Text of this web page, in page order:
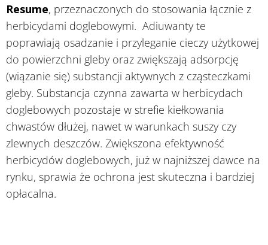
Resume, przeznaczonych do stosowania łącznie z
herbicydami doglebowymi. Adiuwanty te
poprawiają osadzanie i przyleganie cieczy użytkowej
do powierzchni gleby oraz zwiększają adsorpcję
(wiązanie się) substancji aktywnych z cząsteczkami
gleby. Substancja czynna zawarta w herbicydach
doglebowych pozostaje w strefie kiełkowania
chwastów dłużej, nawet w warunkach suszy czy
zlewnych deszczów. Zwiększona efektywność
herbicydów doglebowych, już w najniższej dawce na
rynku, sprawia że ochrona jest skuteczna i bardziej
opłacalna.